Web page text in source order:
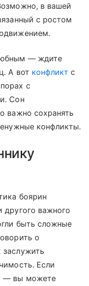
в вашей
с ростом
— ждите
А вот конфликт с
с
Сон
важно сохранять
конфликты.
боярин
другого важного
быть сложные
о
заслужить
Если
— вы можете